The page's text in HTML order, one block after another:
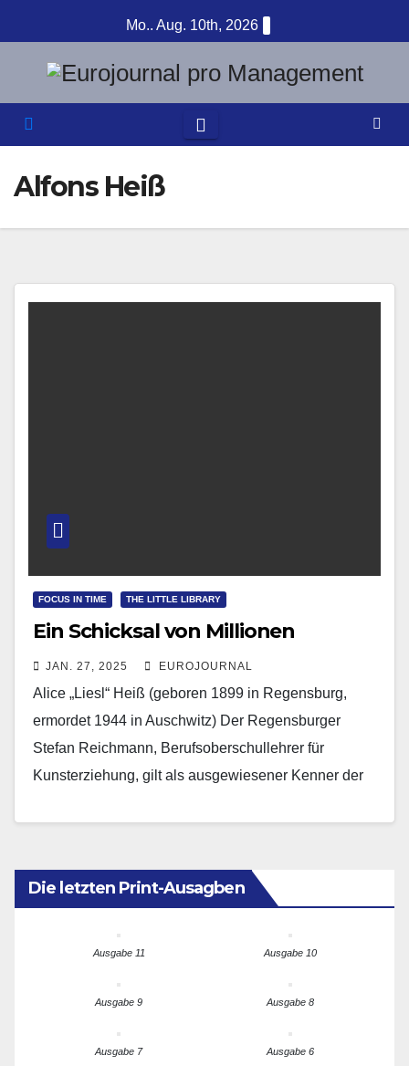
Inhalt
springen
Mo.. Aug. 10th, 2026
Alfons Heiß
FOCUS IN TIME THE LITTLE LIBRARY
Ein Schicksal von Millionen
JAN. 27, 2025 EUROJOURNAL
Alice „Liesl“ Heiß (geboren 1899 in Regensburg,
ermordet 1944 in Auschwitz) Der Regensburger
Stefan Reichmann, Berufsoberschullehrer für
Kunsterziehung, gilt als ausgewiesener Kenner der
Die letzten Print-Ausagben
Ausgabe 11 Ausgabe 10
Ausgabe 9 Ausgabe 8
Ausgabe 7 Ausgabe 6